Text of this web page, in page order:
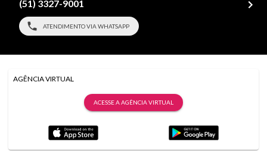
(51) 3327-9001
ATENDIMENTO VIA WHATSAPP
AGÊNCIA VIRTUAL
ACESSE A AGÊNCIA VIRTUAL